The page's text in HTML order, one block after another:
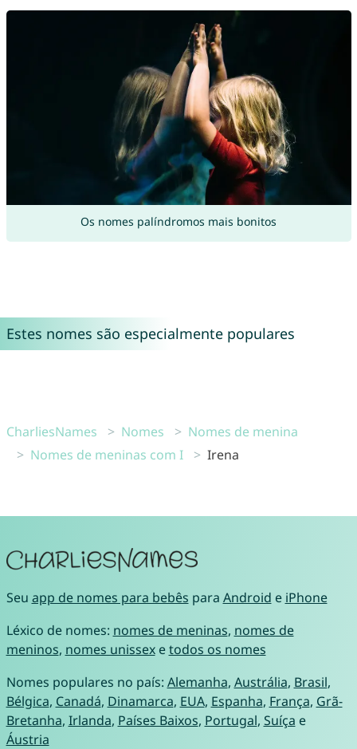
Os nomes palíndromos mais bonitos
Estes nomes são especialmente populares
CharliesNames Nomes
Nomes de menina
Nomes de meninas com I
Irena
Seu app de nomes para bebês para Android e iPhone
Léxico de nomes: nomes de meninas, nomes de
meninos, nomes unissexetodos os nomes
Nomes populares no país: Alemanha, Austrália, Brasil,
Bélgica, Canadá, Dinamarca, EUA, Espanha, França, Grã-
Bretanha, Irlanda, Países Baixos, Portugal, Suíça e
Áustria